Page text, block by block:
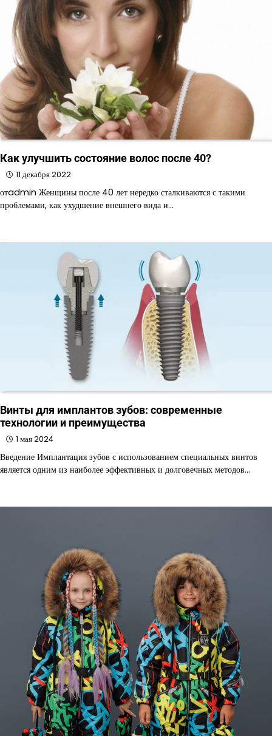
Как улучшить состояние волос после 40?
11 декабря 2022
отadmin Женщины после 40 лет нередко сталкиваются с такими
проблемами, как ухудшение внешнего вида и…
Винты для имплантов зубов: современные
технологии и преимущества
1 мая 2024
Введение Имплантация зубов с использованием специальных винтов
является одним из наиболее эффективных и долговечных методов…